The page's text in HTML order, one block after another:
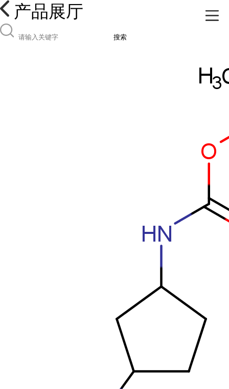
产品展厅
搜索